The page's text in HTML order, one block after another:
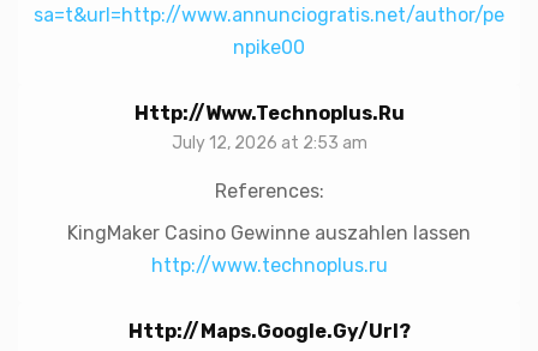
sa=t&url=http://www.annunciogratis.net/author/pe
npike00
Http://www.technoplus.ru
July 12, 2026 at 2:53 am
References:
KingMaker Casino Gewinne auszahlen lassen
http://www.technoplus.ru
Http://maps.google.gy/url?